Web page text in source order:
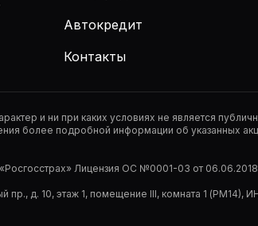
Автокредит
Контакты
и ни при каких условиях не является
более подробной информации об указанных
Лицензия ОС №0001-03 от 06.06.2018
пр., д. 10, этаж 1, помещение III, комната 1